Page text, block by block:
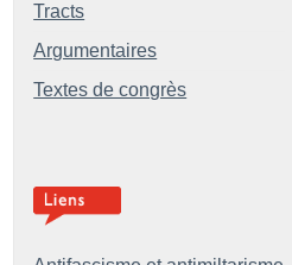
Tracts
Argumentaires
Textes de congrès